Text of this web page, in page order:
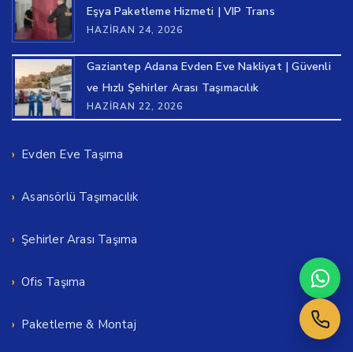
Eşya Paketleme Hizmeti | VIP Trans
HAZIRAN 24, 2026
Gaziantep Adana Evden Eve Nakliyat | Güvenli
ve Hızlı Şehirler Arası Taşımacılık
HAZIRAN 22, 2026
Evden Eve Taşıma
Asansörlü Taşımacılık
Şehirler Arası Taşıma
Ofis Taşıma
Paketleme & Montaj